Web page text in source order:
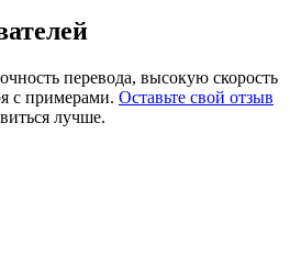
перевода, высокую скорость
с примерами. Оставьте свой отзыв
лучше.